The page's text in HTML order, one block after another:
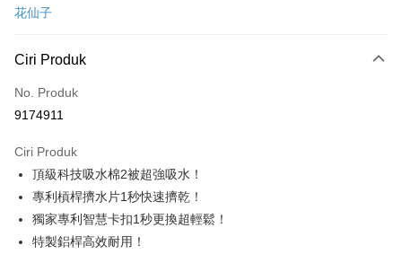
Pengambilan di Kedai Serbaneka
LINE Pay
Apple Pay
JKOPAY
Easy Wallet
Google Pay
AFTEE
Deskripsi
花仙子
Ciri Produk
No. Produk
9174911
Ciri Produk
頂級科技吸水棉2被超強吸水！
專利槓桿擠水片1秒快速擠乾！
獨家專利智慧卡扣1秒更換超輕鬆！
特製鋁桿高效耐用！